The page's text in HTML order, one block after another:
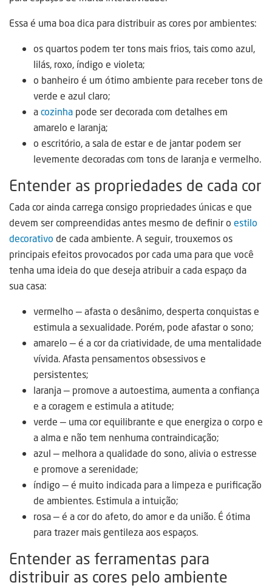
Essa é uma boa dica para distribuir as cores por ambientes:
os quartos podem ter tons mais frios, tais como azul,
lilás, roxo, índigo e violeta;
o banheiro é um ótimo ambiente para receber tons de
verde e azul claro;
acozinha pode ser decorada com detalhes em
amarelo e laranja;
o escritório, a sala de estar e de jantar podem ser
levemente decoradas com tons de laranja e vermelho.
Entender as propriedades de cada cor
Cada cor ainda carrega consigo propriedades únicas e que
devem ser compreendidas antes mesmo de definir o estilo
decorativo de cada ambiente. A seguir, trouxemos os
principais efeitos provocados por cada uma para que você
tenha uma ideia do que deseja atribuir a cada espaço da
sua casa:
vermelho — afasta o desânimo, desperta conquistas e
estimula a sexualidade. Porém, pode afastar o sono;
amarelo — é a cor da criatividade, de uma mentalidade
vívida. Afasta pensamentos obsessivos e
persistentes;
laranja — promove a autoestima, aumenta a confiança
e a coragem e estimula a atitude;
verde — uma cor equilibrante e que energiza o corpo e
a alma e não tem nenhuma contraindicação;
azul — melhora a qualidade do sono, alivia o estresse
e promove a serenidade;
índigo — é muito indicada para a limpeza e purificação
de ambientes. Estimula a intuição;
rosa — é a cor do afeto, do amor e da união. É ótima
para trazer mais gentileza aos espaços.
Entender as ferramentas para
distribuir as cores pelo ambiente